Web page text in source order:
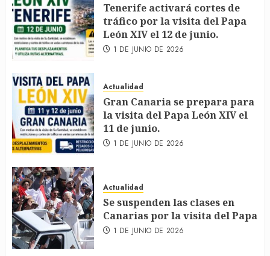
Tenerife activará cortes de
tráfico por la visita del Papa
León XIV el 12 de junio.
1 DE JUNIO DE 2026
Actualidad
Gran Canaria se prepara para
la visita del Papa León XIV el
11 de junio.
1 DE JUNIO DE 2026
Actualidad
Se suspenden las clases en
Canarias por la visita del Papa
1 DE JUNIO DE 2026